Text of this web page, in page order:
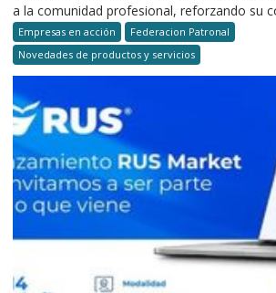
a la comunidad profesional, reforzando su
Empresas en acción
Federacion Patronal
Novedades de productos y servicios